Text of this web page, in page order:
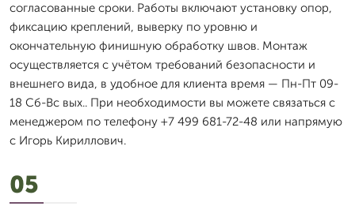
согласованные сроки. Работы включают установку опор,
фиксацию креплений, выверку по уровню и
окончательную финишную обработку швов. Монтаж
осуществляется с учётом требований безопасности и
внешнего вида, в удобное для клиента время — Пн-Пт 09-
18 Сб-Вс вых.. При необходимости вы можете связаться с
менеджером по телефону +7 499 681-72-48 или напрямую
с Игорь Кириллович.
05